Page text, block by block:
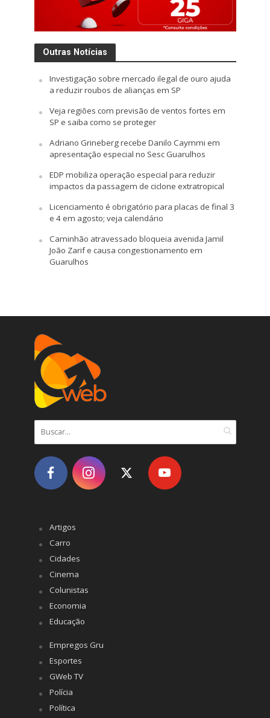
Outras Notícias
Investigação sobre mercado ilegal de ouro ajuda
a reduzir roubos de alianças em SP
Veja regiões com previsão de ventos fortes em
SP e saiba como se proteger
Adriano Grineberg recebe Danilo Caymmi em
apresentação especial no Sesc Guarulhos
EDP mobiliza operação especial para reduzir
impactos da passagem de ciclone extratropical
Licenciamento é obrigatório para placas de final 3
e 4 em agosto; veja calendário
Caminhão atravessado bloqueia avenida Jamil
João Zarif e causa congestionamento em
Guarulhos
Artigos
Carro
Cidades
Cinema
Colunistas
Economia
Educação
Empregos Gru
Esportes
GWeb TV
Polícia
Política